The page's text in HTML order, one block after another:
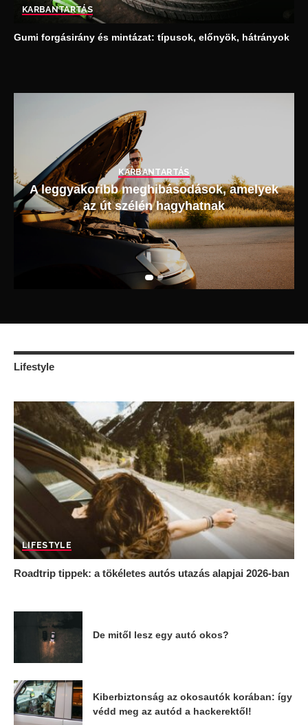
KARBANTARTÁS
Gumi forgásirány és mintázat: típusok, előnyök, hátrányok
KARBANTARTÁS
A leggyakoribb meghibásodások, amelyek
az út szélén hagyhatnak
Lifestyle
LIFESTYLE
Roadtrip tippek: a tökéletes autós utazás alapjai 2026-ban
De mitől lesz egy autó okos?
Kiberbiztonság az okosautók korában: így
védd meg az autód a hackerektől!